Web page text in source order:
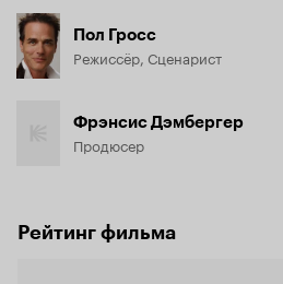
Пол Гросс
Режиссёр, Сценарист
Фрэнсис Дэмбергер
Продюсер
Рейтинг фильма